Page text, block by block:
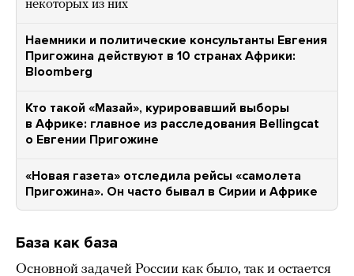
некоторых из них
Наемники и политические консультанты Евгения
Пригожина действуют в 10 странах Африки:
Bloomberg
Кто такой «Мазай», курировавший выборы
в Африке: главное из расследования Bellingcat
о Евгении Пригожине
«Новая газета» отследила рейсы «самолета
Пригожина». Он часто бывал в Сирии и Африке
База как база
Основной задачей России как было, так и остается